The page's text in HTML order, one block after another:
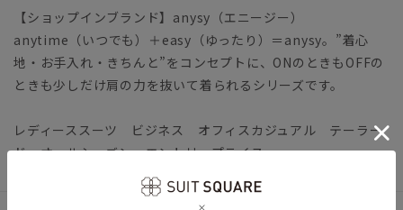
【ショップインブランド】anysy（エニージー）
anytime（いつでも）＋easy（ゆったり）＝anysy。”着心
地・お手入れ・きちんと”をコンセプトに、ONのときもOFFの
ときも少しだけ肩の力を抜いて着られるシリーズです。
レディーススーツ ビジネス オフィスカジュアル テーラー
ド オールシーズン エントリープライス